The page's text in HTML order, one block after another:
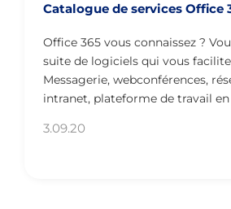
Catalogue de services Office
Office 365 vous connaissez ?
suite de logiciels qui vous
Messagerie, webconférences,
intranet, plateforme de travail
3.09.20